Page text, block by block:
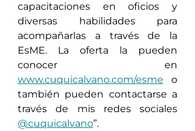
capacitaciones en oficios y
diversas habilidades para
acompañarlas a través de la
EsME. La oferta la pueden
www.cuquicalvano.com/esme o
también pueden contactarse a
@cuquicalvano”.